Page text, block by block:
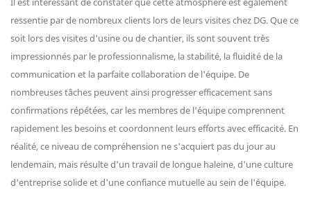
ressentie par de nombreux clients lors de leurs visites chez DG. Que ce
soit lors des visites d'usine ou de chantier, ils sont souvent très
impressionnés par le professionnalisme, la stabilité, la fluidité de la
communication et la parfaite collaboration de l'équipe. De
nombreuses tâches peuvent ainsi progresser efficacement sans
confirmations répétées, car les membres de l'équipe comprennent
rapidement les besoins et coordonnent leurs efforts avec efficacité. En
réalité, ce niveau de compréhension ne s'acquiert pas du jour au
lendemain, mais résulte d'un travail de longue haleine, d'une culture
d'entreprise solide et d'une confiance mutuelle au sein de l'équipe.